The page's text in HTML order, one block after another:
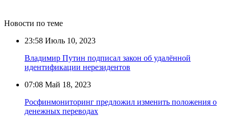
Новости по теме
23:58 Июль 10, 2023
Владимир Путин подписал закон об удалённой
идентификации нерезидентов
07:08 Май 18, 2023
Росфинмониторинг предложил изменить положения о
денежных переводах